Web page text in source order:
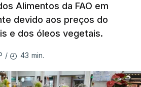
Alimentos da FAO em
devido aos preços do
e dos óleos vegetais.
/ 43 min.